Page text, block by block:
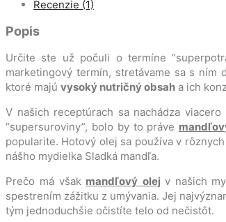
Recenzie (1)
Popis
Určite ste už počuli o termíne
marketingový termín, stretávame sa s ním
ktoré majú vysoký nutričný obsah a ich
V našich receptúrach sa nachádza
“supersuroviny”, bolo by to práve
popularite. Hotový olej sa používa v
nášho mydielka Sladká mandľa.
Prečo má však mandľový olej v našich
spestrením zážitku z umývania. Jej
tým jednoduchšie očistíte telo od nečistôt.